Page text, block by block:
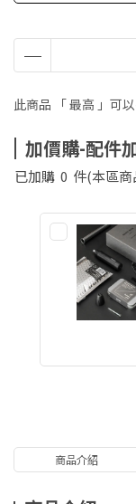
此商品 「 最高 」可
加價購-配件
已加購 0 件(本區
商品介紹